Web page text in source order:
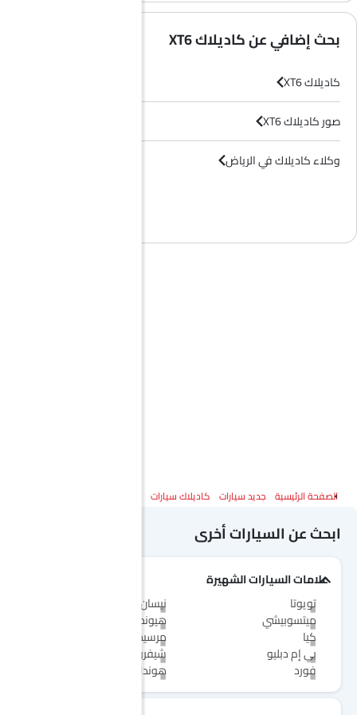
بحث إضافي عن كاديلاك XT6
كاديلاك XT6
صور كاديلاك XT6
وكلاء كاديلاك في الرياض‎
الصفحة الرئيسية جديد سيارات كاديلاك سيارات
ابحث عن السيارات أخرى
علامات السيارات الشهيرة
تويوتا
نيسان
ميتسوبيشي
هيونداي
كيا
مرسيدس-بنز
بي إم دبليو
شيفروليه
فورد
هوندا